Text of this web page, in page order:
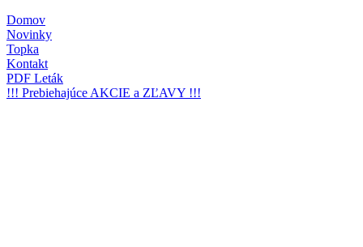
Domov
Novinky
Topka
Kontakt
PDF Leták
!!! Prebiehajúce AKCIE a ZĽAVY !!!